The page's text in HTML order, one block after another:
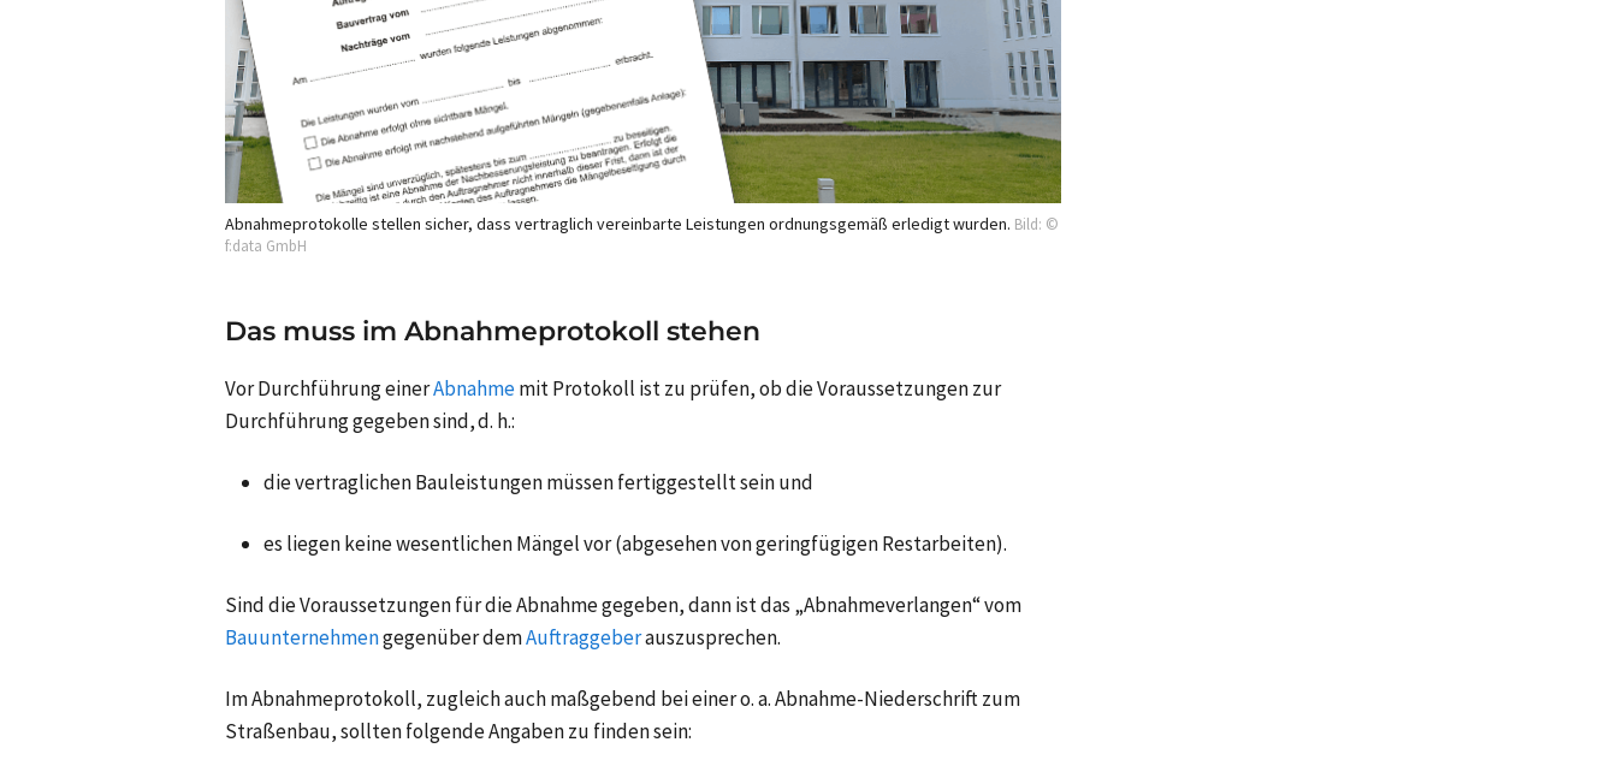
Abnahmeprotokolle stellen sicher, dass vertraglich vereinbarte Leistungen ordnungsgemäß erledigt wurden. Bild: ©
f:data GmbH
Das muss im Abnahmeprotokoll stehen
Vor Durchführung einerAbnahmemit Protokoll ist zu prüfen, ob die Voraussetzungen zur
Durchführung gegeben sind, d. h.:
die vertraglichen Bauleistungen müssen fertiggestellt sein und
es liegen keine wesentlichen Mängel vor (abgesehen von geringfügigen Restarbeiten).
Sind die Voraussetzungen für die Abnahme gegeben, dann ist das „Abnahmeverlangen“ vom
Bauunternehmengegenüber demAuftraggeberauszusprechen.
Im Abnahmeprotokoll, zugleich auch maßgebend bei einer o. a. Abnahme-Niederschrift zum
Straßenbau, sollten folgende Angaben zu finden sein: